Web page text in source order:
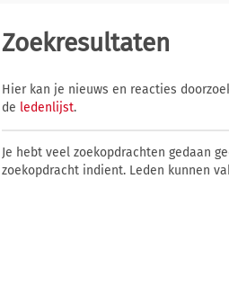
Zoekresultaten
Hier kan je nieuws en reacties
de ledenlijst.
Je hebt veel zoekopdrachten gedaan
zoekopdracht indient. Leden kunnen